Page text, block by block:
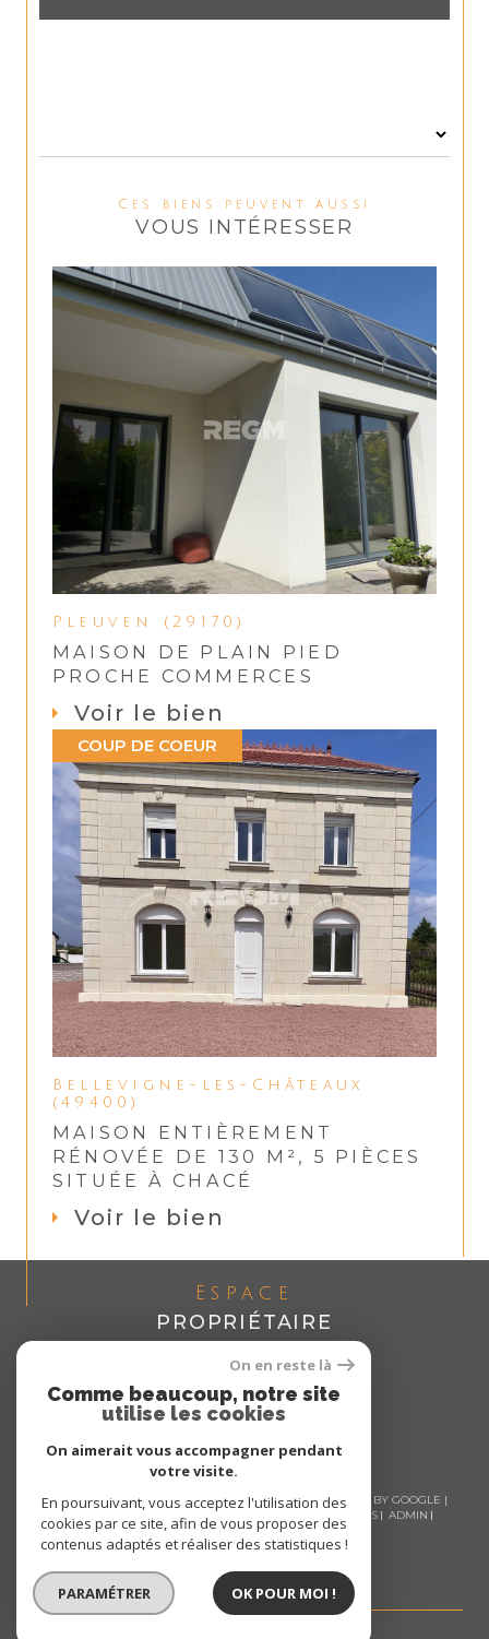
Ces biens peuvent aussi
VOUS INTÉRESSER
Pleuven (29170)
MAISON DE PLAIN PIED
PROCHE COMMERCES
Voir le bien
COUP DE COEUR
Bellevigne-les-Châteaux
(49400)
MAISON ENTIÈREMENT
RÉNOVÉE DE 130 M², 5 PIÈCES
SITUÉE À CHACÉ
Voir le bien
Espace
PROPRIÉTAIRE
Se connecter
© 2026 | TOUS DROITS RÉSERVÉS | TRADUCTION POWERED BY GOOGLE |
NOS HONORAIRES
PLAN DU SITE MENTIONS LÉGALES
ADMIN
NOS LIENS
POLITIQUE RGPD COOKIES
On en reste là
Comme beaucoup, notre site
utilise les cookies
On aimerait vous accompagner pendant
votre visite.
En poursuivant, vous acceptez l'utilisation des
cookies par ce site, afin de vous proposer des
contenus adaptés et réaliser des statistiques !
PARAMÉTRER OK POUR MOI !